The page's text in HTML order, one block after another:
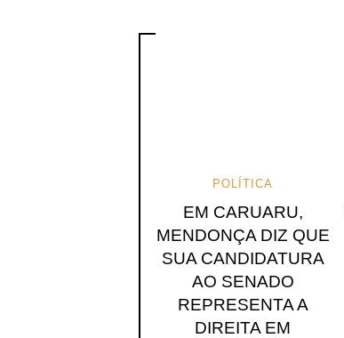
POLÍTICA
EM CARUARU,
MENDONÇA DIZ QUE
SUA CANDIDATURA
AO SENADO
REPRESENTA A
DIREITA EM